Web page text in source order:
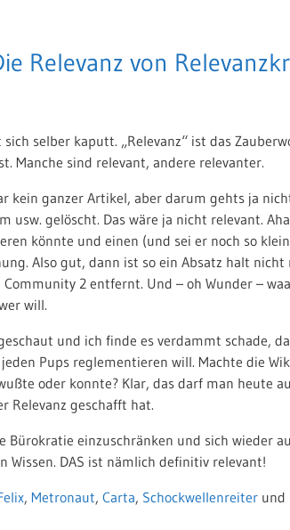
Relevanz von
selber kaputt. „Relevanz“ ist das
Manche sind relevant, andere relevanter.
kein ganzer Artikel, aber darum gehts ja
usw. gelöscht. Das wäre ja nicht relevant.
könnte und einen (und sei er noch so
Also gut, dann ist so ein Absatz halt
2 entfernt. Und – oh Wunder –
will.
und ich finde es verdammt schade,
Pups reglementieren will. Machte die
oder konnte? Klar, das darf man heute
Relevanz geschafft hat.
Bürokratie einzuschränken und sich wieder
Wissen. DAS ist nämlich definitiv relevant!
, Metronaut, Carta, Schockwellenreiter und